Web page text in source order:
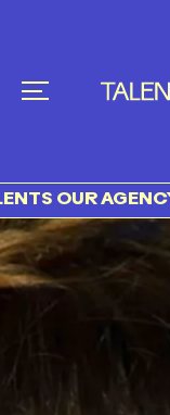
AGENCY’S